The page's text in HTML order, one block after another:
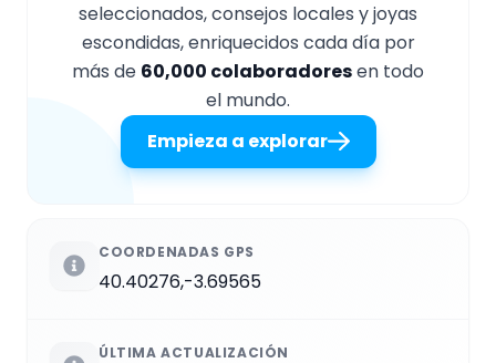
seleccionados, consejos locales y joyas
escondidas, enriquecidos cada día por
más de 60,000 colaboradoresen todo
el mundo.
Empieza a explorar
COORDENADAS GPS
40.40276,-3.69565
ÚLTIMA ACTUALIZACIÓN